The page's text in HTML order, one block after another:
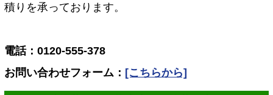
積りを承っております。
電話：0120-555-378
お問い合わせフォーム： [こちらから]